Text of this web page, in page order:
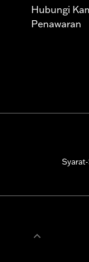
Hubungi
Penawaran